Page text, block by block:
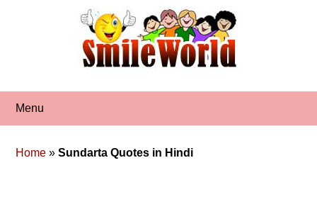
Menu
Home »Sundarta Quotes in Hindi